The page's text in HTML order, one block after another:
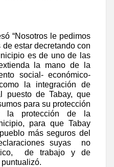
“Nosotros le pedimos
estar decretando con
es de uno de las
la mano de la
social- económico-
la integración de
puesto de Tabay, que
para su protección
la protección de la
para que Tabay
más seguros del
suyas
no
de trabajo y de